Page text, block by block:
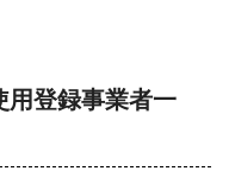
用登録事業者一